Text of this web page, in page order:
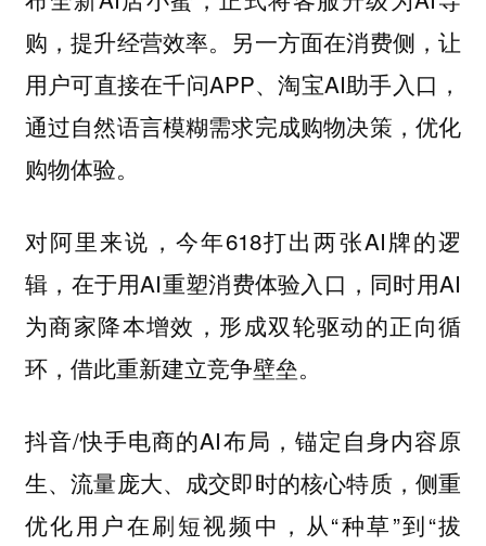
购，提升经营效率。另一方面在消费侧，让
用户可直接在千问APP、淘宝AI助手入口，
通过自然语言模糊需求完成购物决策，优化
购物体验。
对阿里来说，今年618打出两张AI牌的逻
辑，在于用AI重塑消费体验入口，同时用AI
为商家降本增效，形成双轮驱动的正向循
环，借此重新建立竞争壁垒。
抖音/快手电商的AI布局，锚定自身内容原
生、流量庞大、成交即时的核心特质，侧重
优化用户在刷短视频中，从“种草”到“拔